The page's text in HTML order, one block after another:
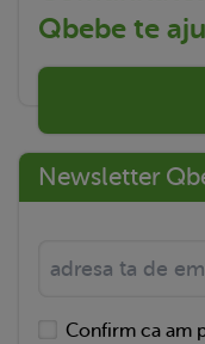
Qbebe te
Newsletter
Confirm ca am